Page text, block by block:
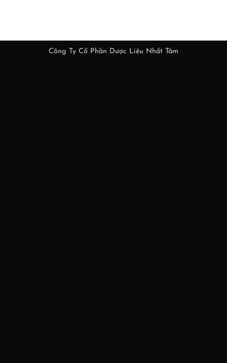
Công Ty Cổ Phần Dược Liệu Nhất Tâm